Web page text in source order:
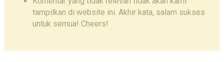
tampilkan di website ini. Akhir kata, salam sukses
untuk semua! Cheers!